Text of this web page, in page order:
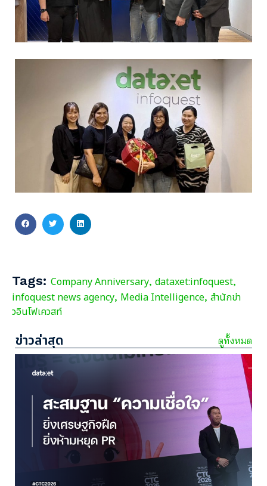
Tags: Company Anniversary, dataxet:infoquest,
infoquest news agency, Media Intelligence, สำนักข่า
วอินโฟเควสท์
ข่าวล่าสุด ดูทั้งหมด